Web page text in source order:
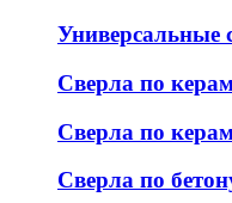
Универсальные
Сверла по
Сверла по
Сверла по